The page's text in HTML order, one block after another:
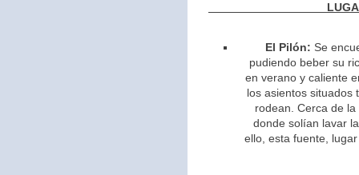
El Pilón: Se
pudiendo beber su
en verano y caliente
los asientos situados
rodean. Cerca de
donde solían lavar
ello, esta fuente,